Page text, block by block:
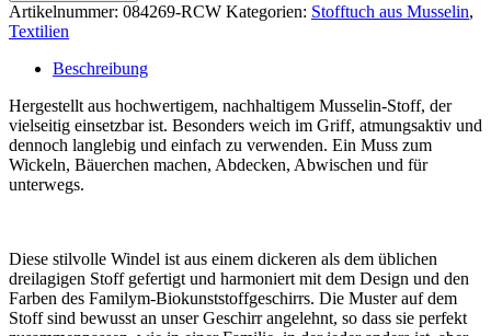
Artikelnummer: 084269-RCW Kategorien: Stofftuch aus Musselin,
Textilien
Beschreibung
Hergestellt aus hochwertigem, nachhaltigem Musselin-Stoff, der
vielseitig einsetzbar ist. Besonders weich im Griff, atmungsaktiv und
dennoch langlebig und einfach zu verwenden. Ein Muss zum
Wickeln, Bäuerchen machen, Abdecken, Abwischen und für
unterwegs.
Diese stilvolle Windel ist aus einem dickeren als dem üblichen
dreilagigen Stoff gefertigt und harmoniert mit dem Design und den
Farben des Familym-Biokunststoffgeschirrs. Die Muster auf dem
Stoff sind bewusst an unser Geschirr angelehnt, so dass sie perfekt